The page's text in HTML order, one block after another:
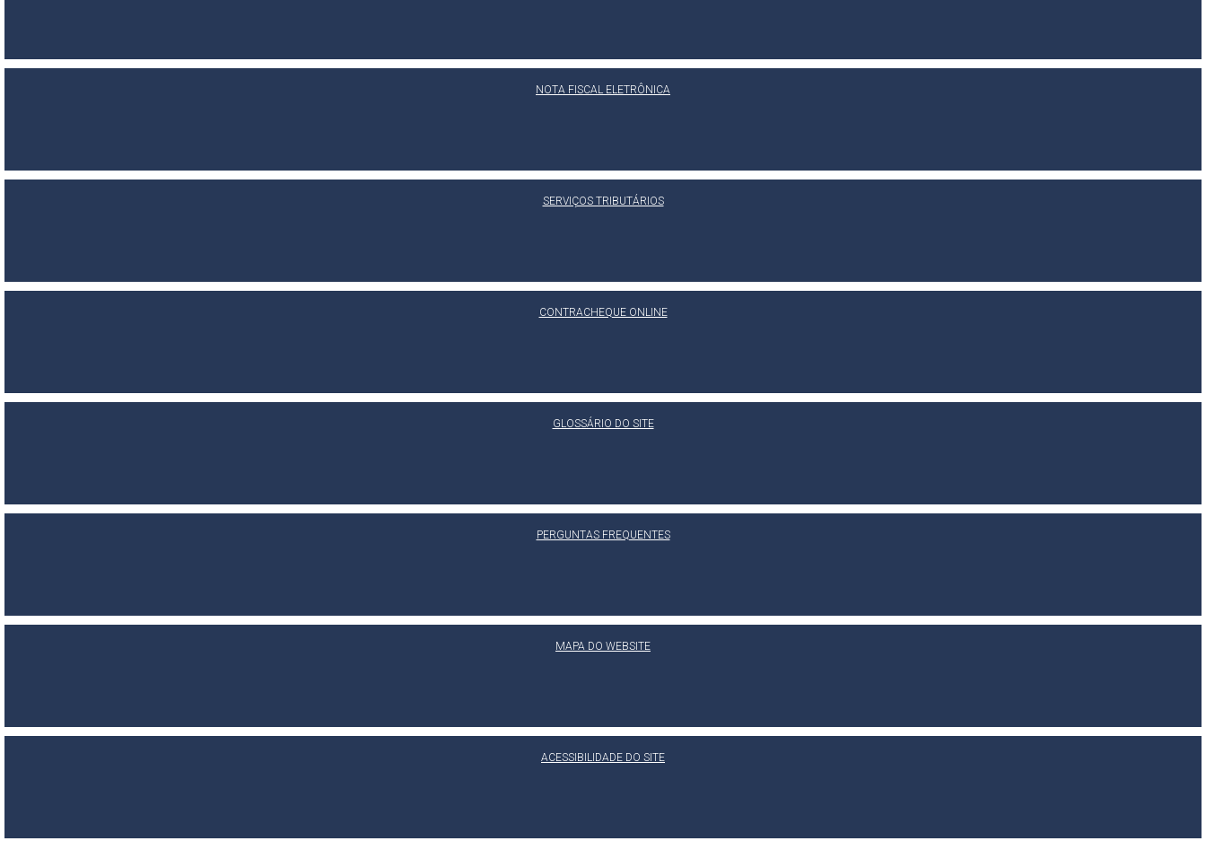
NOTA FISCAL ELETRÔNICA
SERVIÇOS TRIBUTÁRIOS
CONTRACHEQUE ONLINE
GLOSSÁRIO DO SITE
PERGUNTAS FREQUENTES
MAPA DO WEBSITE
ACESSIBILIDADE DO SITE